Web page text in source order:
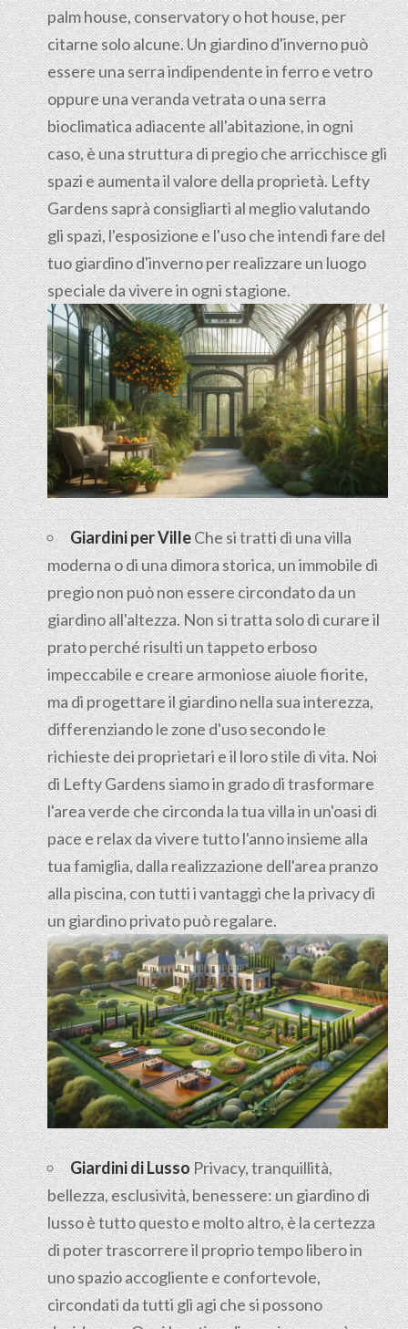
palm house, conservatory o hot house, per
citarne solo alcune. Un giardino d'inverno può
essere una serra indipendente in ferro e vetro
oppure una veranda vetrata o una serra
bioclimatica adiacente all'abitazione, in ogni
caso, è una struttura di pregio che arricchisce gli
spazi e aumenta il valore della proprietà. Lefty
Gardens saprà consigliarti al meglio valutando
gli spazi, l'esposizione e l'uso che intendi fare del
tuo giardino d'inverno per realizzare un luogo
speciale da vivere in ogni stagione.
Giardini per VilleChe si tratti di una villa
moderna o di una dimora storica, un immobile di
pregio non può non essere circondato da un
giardino all'altezza. Non si tratta solo di curare il
prato perché risulti un tappeto erboso
impeccabile e creare armoniose aiuole fiorite,
ma di progettare il giardino nella sua interezza,
differenziando le zone d'uso secondo le
richieste dei proprietari e il loro stile di vita. Noi
di Lefty Gardens siamo in grado di trasformare
l'area verde che circonda la tua villa in un'oasi di
pace e relax da vivere tutto l'anno insieme alla
tua famiglia, dalla realizzazione dell'area pranzo
alla piscina, con tutti i vantaggi che la privacy di
un giardino privato può regalare.
Giardini di LussoPrivacy, tranquillità,
bellezza, esclusività, benessere: un giardino di
lusso è tutto questo e molto altro, è la certezza
di poter trascorrere il proprio tempo libero in
uno spazio accogliente e confortevole,
circondati da tutti gli agi che si possono